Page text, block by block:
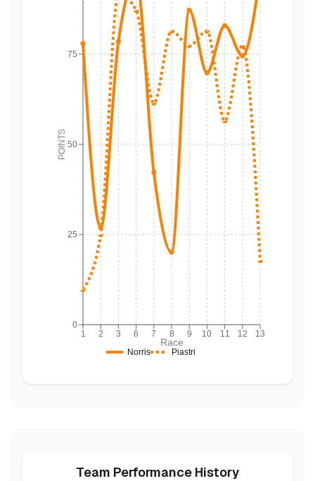
1 2 3 6 7 8 9 10 11 12 13
Race
0
25
50
75
POINTS
Norris Piastri
Team Performance History